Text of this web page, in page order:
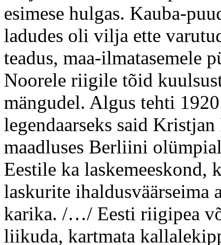
esimese hulgas. Kauba-
ladudes oli vilja ette
teadus, maa-ilmatasemele
Noorele riigile tõid
mängudel. Algus tehti
legendaarseks said
maadluses Berliini
Eestile ka laskemeeskond,
laskurite ihaldusväärseima
karika. /…/ Eesti riigipea
liikuda, kartmata